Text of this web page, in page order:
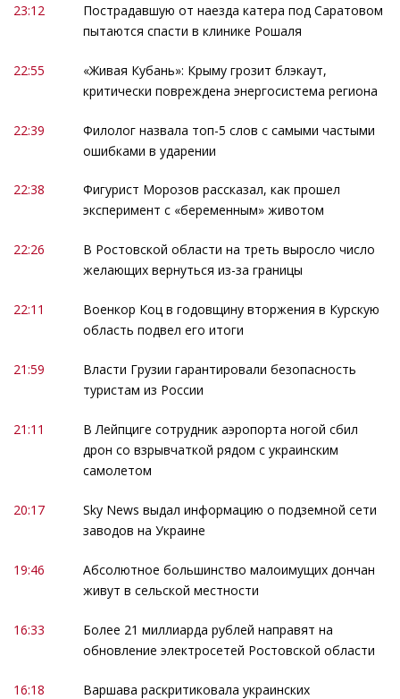
23:12
Пострадавшую от наезда катера под Саратовом
пытаются спасти в клинике Рошаля
22:55
«Живая Кубань»: Крыму грозит блэкаут,
критически повреждена энергосистема региона
22:39
Филолог назвала топ-5 слов с самыми частыми
ошибками в ударении
22:38
Фигурист Морозов рассказал, как прошел
эксперимент с «беременным» животом
22:26
В Ростовской области на треть выросло число
желающих вернуться из-за границы
22:11
Военкор Коц в годовщину вторжения в Курскую
область подвел его итоги
21:59
Власти Грузии гарантировали безопасность
туристам из России
21:11
В Лейпциге сотрудник аэропорта ногой сбил
дрон со взрывчаткой рядом с украинским
самолетом
20:17
Sky News выдал информацию о подземной сети
заводов на Украине
19:46
Абсолютное большинство малоимущих дончан
живут в сельской местности
16:33
Более 21 миллиарда рублей направят на
обновление электросетей Ростовской области
16:18
Варшава раскритиковала украинских